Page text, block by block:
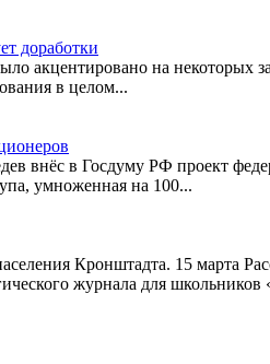
доработки
акцентировано на некоторых
в целом...
внёс в Госдуму РФ проект
умноженная на 100...
Кронштадта. 15 марта
журнала для